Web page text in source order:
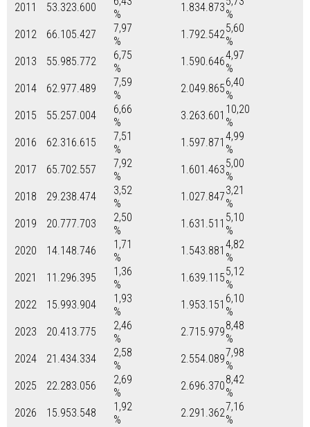
2011
53.323.600
%
1.834.873
%
2012
66.105.427
7,97
%
1.792.5425,60
%
2013
55.985.772
6,75
%
1.590.6464,97
%
2014
62.977.489
7,59
%
2.049.8656,40
%
2015
55.257.004
6,66
%
3.263.601 10,20
%
2016
62.316.615
7,51
%
1.597.871 4,99
%
2017
65.702.557
7,92
%
1.601.4635,00
%
2018
29.238.474
3,52
%
1.027.8473,21
%
2019
20.777.703
2,50
%
1.631.511 5,10
%
2020
14.148.746
1,71
%
1.543.881 4,82
%
2021
11.296.395
1,36
%
1.639.1155,12
%
2022
15.993.904
1,93
%
1.953.151 6,10
%
2023
20.413.775
2,46
%
2.715.9798,48
%
2024
21.434.334
2,58
%
2.554.0897,98
%
2025
22.283.056
2,69
%
2.696.3708,42
%
2026
15.953.548
1,92
%
2.291.3627,16
%